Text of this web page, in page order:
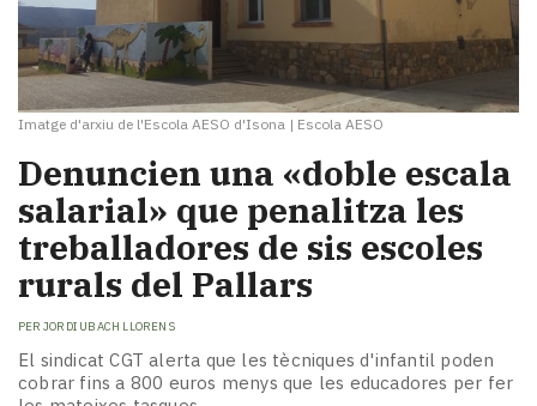
Imatge d'arxiu de l'Escola AESO d'Isona | Escola AESO
Denuncien una «doble escala
salarial» que penalitza les
treballadores de sis escoles
rurals del Pallars
PER JORDI UBACH LLORENS
El sindicat CGT alerta que les tècniques d'infantil poden
cobrar fins a 800 euros menys que les educadores per fer